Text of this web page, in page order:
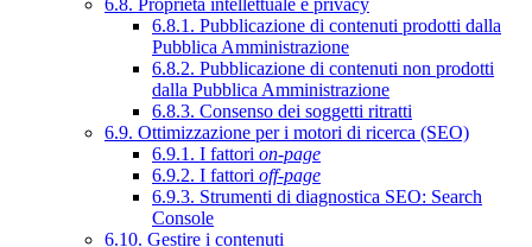
6.8. Proprietà intellettuale e privacy
6.8.1. Pubblicazione di contenuti prodotti dalla
Pubblica Amministrazione
6.8.2. Pubblicazione di contenuti non prodotti
dalla Pubblica Amministrazione
6.8.3. Consenso dei soggetti ritratti
6.9. Ottimizzazione per i motori di ricerca (SEO)
6.9.1. I fattori on-page
6.9.2. I fattori off-page
6.9.3. Strumenti di diagnostica SEO: Search
Console
6.10. Gestire i contenuti